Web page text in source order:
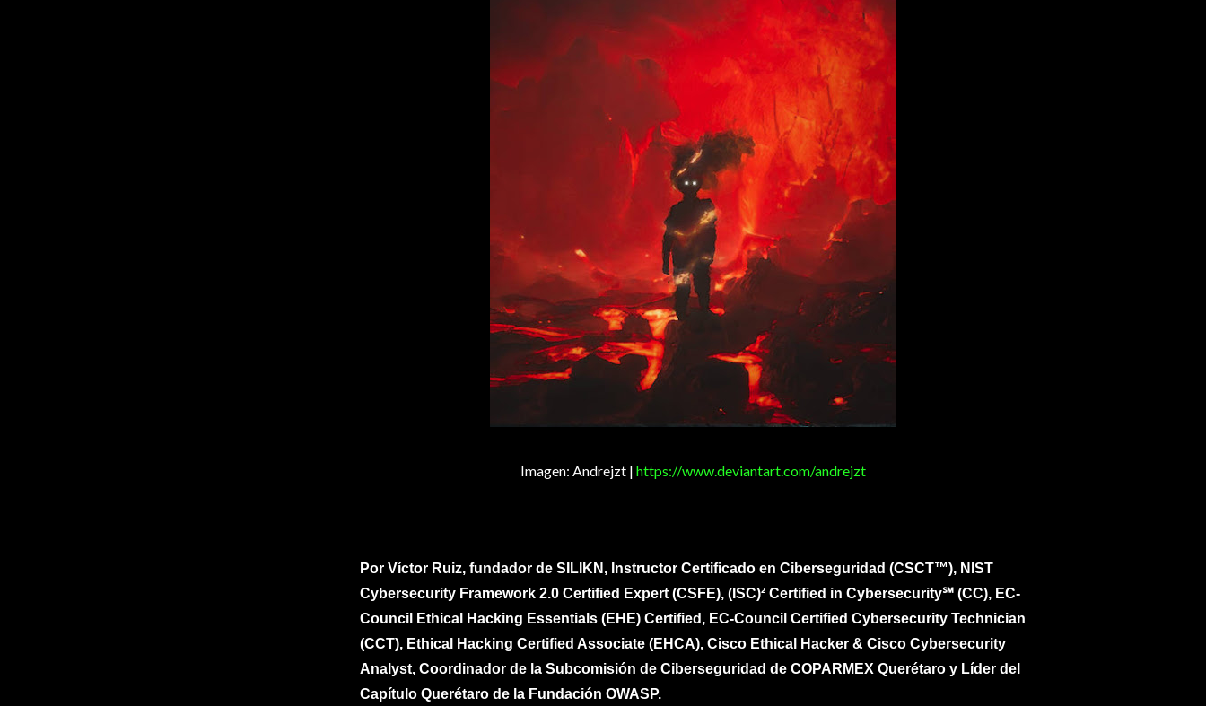
Imagen: Andrejzt | https://www.deviantart.com/andrejzt
Por Víctor Ruiz, fundador de SILIKN, Instructor Certificado en Ciberseguridad (CSCT™), NIST
Cybersecurity Framework 2.0 Certified Expert (CSFE), (ISC)² Certified in Cybersecurity℠ (CC), EC-
Council Ethical Hacking Essentials (EHE) Certified, EC-Council Certified Cybersecurity Technician
(CCT), Ethical Hacking Certified Associate (EHCA), Cisco Ethical Hacker & Cisco Cybersecurity
Analyst, Coordinador de la Subcomisión de Ciberseguridad de COPARMEX Querétaro y Líder del
Capítulo Querétaro de la Fundación OWASP.